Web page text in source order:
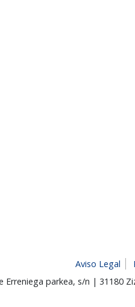
Aviso Legal
Erreniega parkea, s/n | 31180